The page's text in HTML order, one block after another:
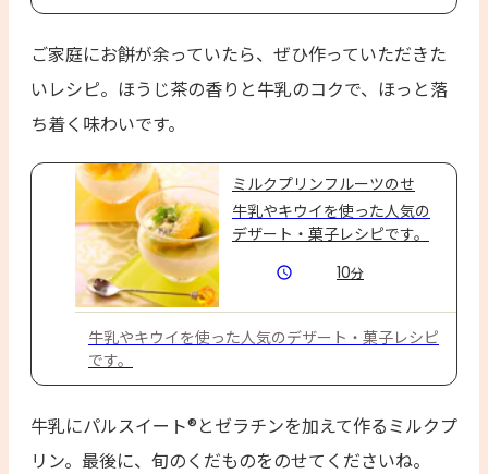
ご家庭にお餅が余っていたら、ぜひ作っていただきた
いレシピ。ほうじ茶の香りと牛乳のコクで、ほっと落
ち着く味わいです。
ミルクプリンフルーツのせ
牛乳やキウイを使った人気の
デザート・菓子レシピです。
10分
牛乳やキウイを使った人気のデザート・菓子レシピ
です。
牛乳にパルスイート®とゼラチンを加えて作るミルクプ
リン。最後に、旬のくだものをのせてくださいね。